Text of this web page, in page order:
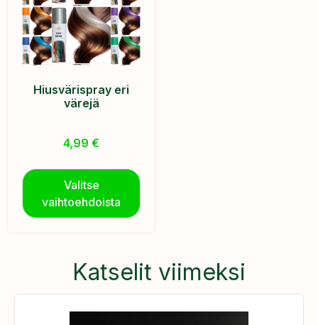
Hiusvärispray eri
värejä
4,99 €
Valitse
vaihtoehdoista
Katselit viimeksi